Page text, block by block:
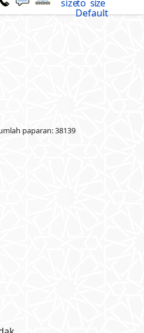
paparan: 38139